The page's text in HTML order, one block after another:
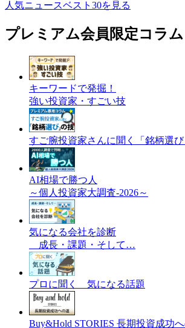
人気ニュースベスト30を見る
プレミアム会員限定コラム
キーワードで発掘！
強い投資家・すごい技
すご腕投資家さんに聞く「銘柄選
AI相場で勝つ人
～個人投資家大調査-2026～
気になる会社を診断
成長・課題・そして…
プロに聞く 気になる話題
Buy&Hold STORIES 長期投資成功